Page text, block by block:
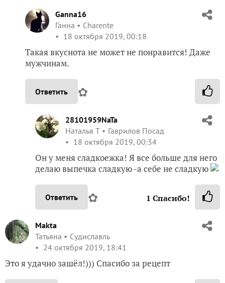
Ganna16
Ганна
Charente
18 октября 2019, 00:18
Такая вкуснота не может не понравится! Даже
мужчинам.
Ответить ✿
28101959NaTa
Наталья Т
Гаврилов Посад
18 октября 2019, 00:34
Он у меня сладкоежка! Я все больше для него
делаю выпечка сладкую -а себе не сладкую
Ответить ✿ 1 Спасибо!
Makta
Татьяна
Судиславль
24 октября 2019, 18:41
Это я удачно зашёл!))) Спасибо за рецепт